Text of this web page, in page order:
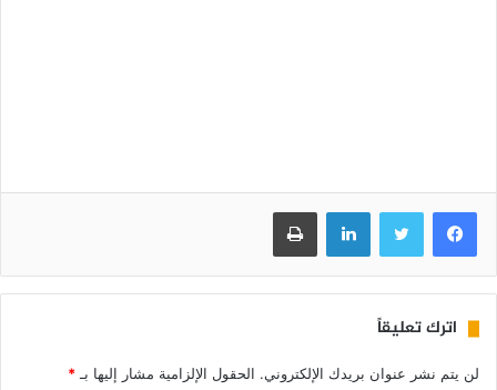
فيسبوك تويتر لينكدإن طباعة
اترك تعليقاً
لن يتم نشر عنوان بريدك الإلكتروني. الحقول الإلزامية مشار إليها بـ*